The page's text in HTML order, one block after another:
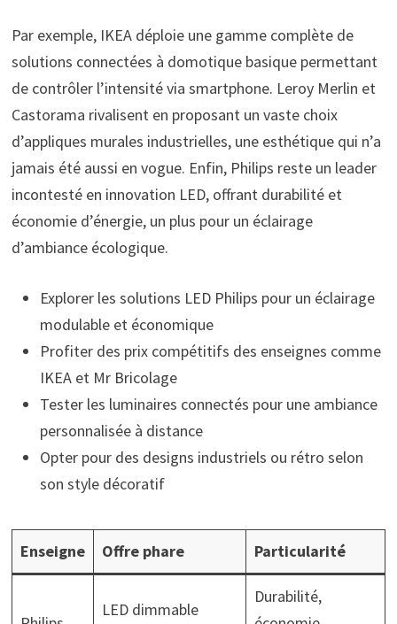
Par exemple, IKEA déploie une gamme complète de
solutions connectées à domotique basique permettant
de contrôler l’intensité via smartphone. Leroy Merlin et
Castorama rivalisent en proposant un vaste choix
d’appliques murales industrielles, une esthétique qui n’a
jamais été aussi en vogue. Enfin, Philips reste un leader
incontesté en innovation LED, offrant durabilité et
économie d’énergie, un plus pour un éclairage
d’ambiance écologique.
Explorer les solutions LED Philips pour un éclairage
modulable et économique
Profiter des prix compétitifs des enseignes comme
IKEA et Mr Bricolage
Tester les luminaires connectés pour une ambiance
personnalisée à distance
Opter pour des designs industriels ou rétro selon
son style décoratif
Enseigne Offre phare Particularité
LED dimmable
Durabilité,